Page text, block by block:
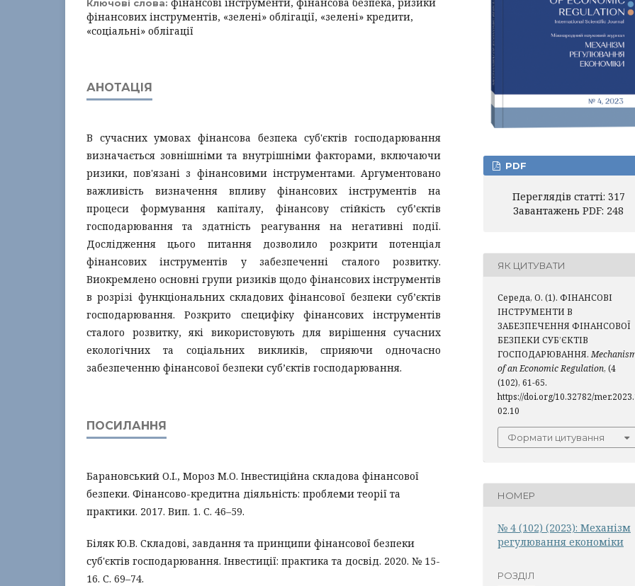
Ключові слова:
фінансових інструментів, «зелені» облігації, «зелені» кредити,
«соціальні» облігації
АНОТАЦІЯ
В сучасних умовах фінансова безпека суб'єктів господарювання
визначається зовнішніми та внутрішніми факторами, включаючи
ризики, пов'язані з фінансовими інструментами. Аргументовано
важливість визначення впливу фінансових інструментів на
процеси формування капіталу, фінансову стійкість суб’єктів
господарювання та здатність реагування на негативні події.
Дослідження цього питання дозволило розкрити потенціал
фінансових інструментів у забезпеченні сталого розвитку.
Виокремлено основні групи ризиків щодо фінансових інструментів
в розрізі функціональних складових фінансової безпеки суб’єктів
господарювання. Розкрито специфіку фінансових інструментів
сталого розвитку, які використовують для вирішення сучасних
екологічних та соціальних викликів, сприяючи одночасно
забезпеченню фінансової безпеки суб’єктів господарювання.
ПОСИЛАННЯ
Барановський О.І., Мороз М.О. Інвестиційна складова фінансової
безпеки. Фінансово-кредитна діяльність: проблеми теорії та
практики. 2017. Вип. 1. С. 46–59.
Біляк Ю.В. Складові, завдання та принципи фінансової безпеки
суб'єктів господарювання. Інвестиції: практика та досвід. 2020. № 15-
16. С. 69–74.
PDF
Переглядів статті: 317
Завантажень PDF: 248
ЯК ЦИТУВАТИ
Середа, О. (1). ФІНАНСОВІ
ІНСТРУМЕНТИ В
ЗАБЕЗПЕЧЕННЯ ФІНАНСОВОЇ
БЕЗПЕКИ СУБ’ЄКТІВ
ГОСПОДАРЮВАННЯ.
of an Economic Regulation, (4
(102), 61-65.
https://doi.org/10.32782/
02.10
Формати цитування
НОМЕР
№ 4 (102) (2023): Механiзм
регулювання економiки
РОЗДІЛ